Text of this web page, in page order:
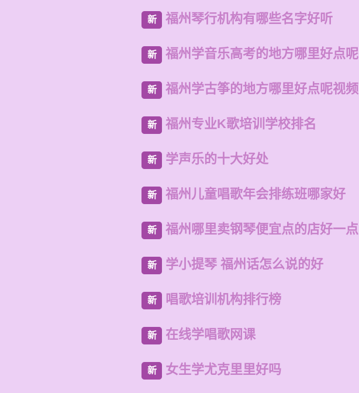
新 福州琴行机构有哪些名字好听
新 福州学音乐高考的地方哪里好点呢
新 福州学古筝的地方哪里好点呢视频
新 福州专业K歌培训学校排名
新 学声乐的十大好处
新 福州儿童唱歌年会排练班哪家好
新 福州哪里卖钢琴便宜点的店好一点
新 学小提琴 福州话怎么说的好
新 唱歌培训机构排行榜
新 在线学唱歌网课
新 女生学尤克里里好吗